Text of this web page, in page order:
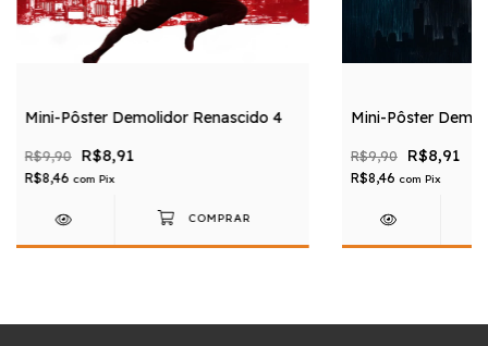
Mini-Pôster Demolidor Renascido 4
R$9,90 R$8,91
R$8,46 com Pix
Mini-Pôster
R$9,90 R$8,91
R$8,46 com Pix